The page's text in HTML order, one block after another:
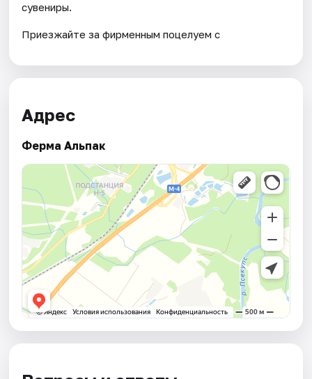
сувениры.
Приезжайте за фирменным поцелуем с
Адрес
Ферма Альпак